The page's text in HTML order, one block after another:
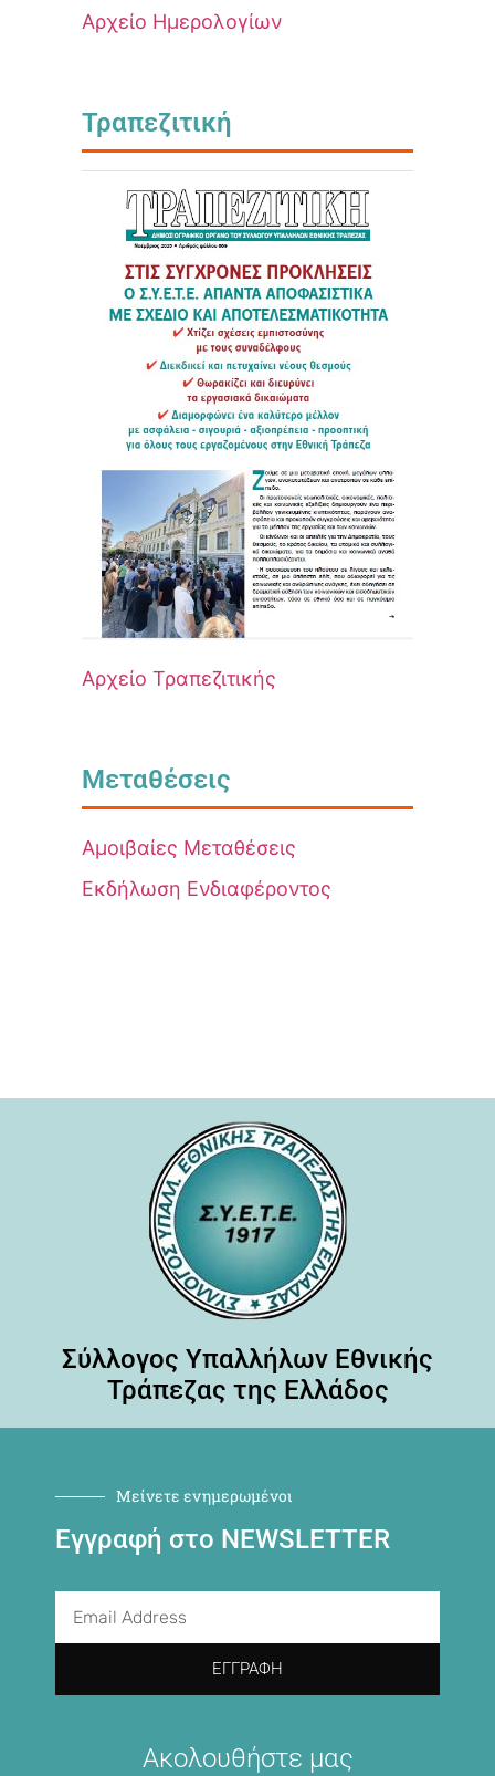
Αρχείο Ημερολογίων
Τραπεζιτική
Αρχείο Τραπεζιτικής
Μεταθέσεις
Αμοιβαίες Μεταθέσεις
Εκδήλωση Ενδιαφέροντος
Σύλλογος Υπαλλήλων Εθνικής
Τράπεζας της Ελλάδος
Μείνετε ενημερωμένοι
Εγγραφή στο NEWSLETTER
ΕΓΓΡΑΦΉ
Ακολουθήστε μας